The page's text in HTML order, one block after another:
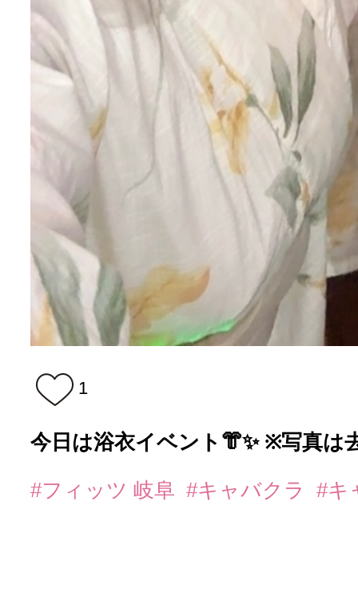
1
今日は浴衣イベント👘✨ ※写真は
#フィッツ 岐阜 #キャバクラ #キ